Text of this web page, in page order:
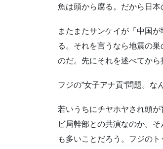
魚は頭から腐る。だから日本
またまたサンケイが「中国
る。それを言うなら地震の
のだ。先にそれを述べてから
フジの”女子アナ貢“問題。な
若いうちにチヤホヤされ頭
ビ局幹部との共演なのか。
も多いことだろう。フジの